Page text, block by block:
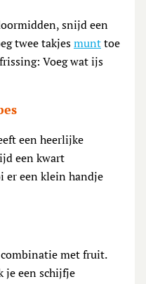
snijd een
twee takjesmunttoe
Voeg wat ijs
een heerlijke
een kwart
er een klein handje
met fruit.
je een schijfje